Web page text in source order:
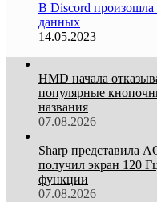
В Discord произошла
данных
14.05.2023
HMD начала
популярные
названия
07.08.2026
Sharp представила
получил экран 120
функции
07.08.2026